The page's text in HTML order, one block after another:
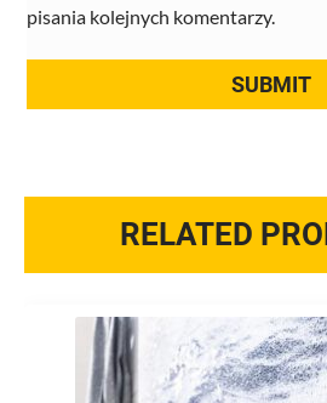
pisania kolejnych komentarzy.
RELATED